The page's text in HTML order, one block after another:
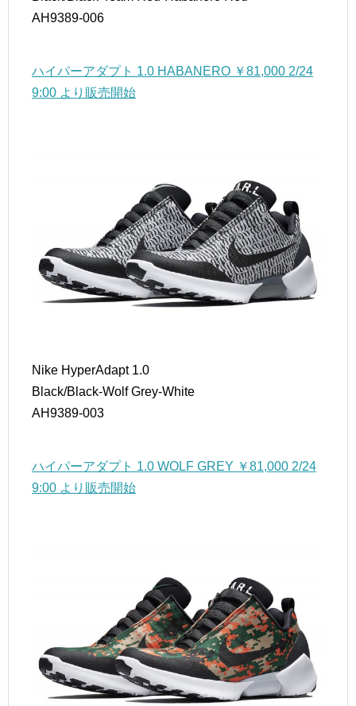
AH9389-006
ハイパーアダプト 1.0 HABANERO ￥81,000 2/24
9:00 より販売開始
Nike HyperAdapt 1.0
Black/Black-Wolf Grey-White
AH9389-003
ハイパーアダプト 1.0 WOLF GREY ￥81,000 2/24
9:00 より販売開始